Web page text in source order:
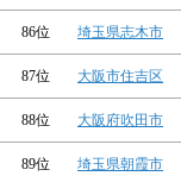
86位 埼玉県志木市
87位 大阪市住吉区
88位 大阪府吹田市
89位 埼玉県朝霞市